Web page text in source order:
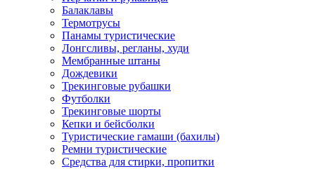
Балаклавы
Термотрусы
Панамы туристические
Лонгсливы, регланы, худи
Мембранные штаны
Дождевики
Трекинговые рубашки
Футболки
Трекинговые шорты
Кепки и бейсболки
Туристические гамаши (бахилы)
Ремни туристические
Средства для стирки, пропитки